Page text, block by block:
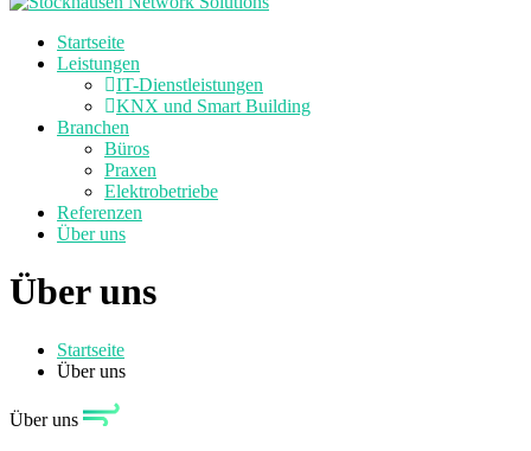
Startseite
Leistungen
IT-Dienstleistungen
KNX und Smart Building
Branchen
Büros
Praxen
Elektrobetriebe
Referenzen
Über uns
Über uns
Startseite
Über uns
Über uns